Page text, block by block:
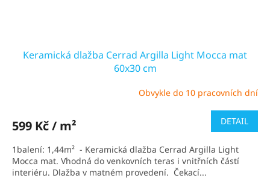
Keramická dlažba Cerrad Argilla Light Mocca mat
60x30 cm
je
z
5
hvězdiček.
Obvykle do 10 pracovních dní
599 Kč / m² DETAIL
1balení: 1,44m² - Keramická dlažba Cerrad Argilla Light
Mocca mat. Vhodná do venkovních teras i vnitřních částí
interiéru. Dlažba v matném provedení. Čekací...